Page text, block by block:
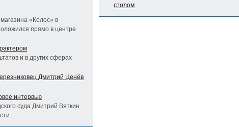
«Колос» в
прямо в центре
и в других сферах
Дмитрий Ценёв
интервью
суда Дмитрий Вяткин
столом